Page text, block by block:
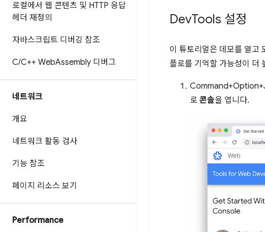
로컬에서 웹 콘텐츠 및 HTTP 응답
헤더 재정의
자바스크립트 디버깅 참조
C/C++ WebAssembly 디버그
네트워크
개요
네트워크 활동 검사
기능 참조
페이지 리소스 보기
Performance
DevTools 설정
이 튜토리얼은 데모를 열고
플로를 기억할 가능성이 더
로 콘솔을 엽니다.